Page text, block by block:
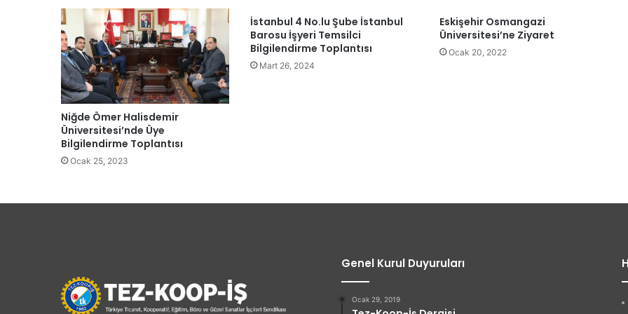
Niğde Ömer Halisdemir
Üniversitesi’nde Üye
Bilgilendirme Toplantısı
Ocak 25, 2023
İstanbul 4 No.lu Şube İstanbul
Barosu İşyeri Temsilci
Bilgilendirme Toplantısı
Mart 26, 2024
Eskişehir Osmangazi
Üniversitesi’ne Ziyaret
Ocak 20, 2022
Genel Kurul Duyuruları
Ocak 29, 2019